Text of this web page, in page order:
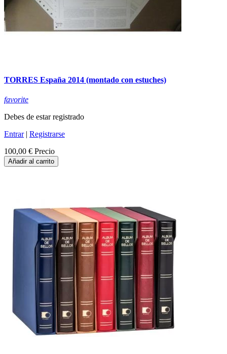
TORRES España 2014 (montado con estuches)
favorite
Debes de estar registrado
Entrar| Registrarse
100,00 € Precio
Añadir al carrito